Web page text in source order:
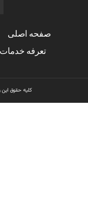
صفحه اصلی
تعرفه
کلیه حقوق